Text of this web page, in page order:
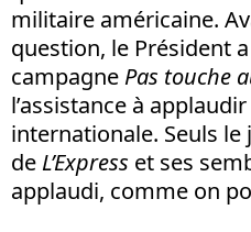
militaire américaine.
question, le Président
campagne Pas touche
l’assistance à
internationale. Seuls
de L’Express et ses
applaudi, comme on